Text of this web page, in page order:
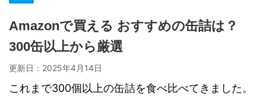
Amazonで買える おすすめの缶詰は？
300缶以上から厳選
更新日： 2025年4月14日
これまで300個以上の缶詰を食べ比べてきました。